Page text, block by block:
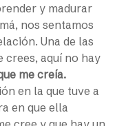
y madurar
nos sentamos
Una de las
crees, aquí no hay
me creía.
en la que tuve a
en que ella